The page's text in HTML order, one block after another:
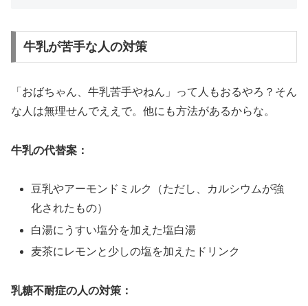
牛乳が苦手な人の対策
「おばちゃん、牛乳苦手やねん」って人もおるやろ？そん
な人は無理せんでええで。他にも方法があるからな。
牛乳の代替案：
豆乳やアーモンドミルク（ただし、カルシウムが強
化されたもの）
白湯にうすい塩分を加えた塩白湯
麦茶にレモンと少しの塩を加えたドリンク
乳糖不耐症の人の対策：